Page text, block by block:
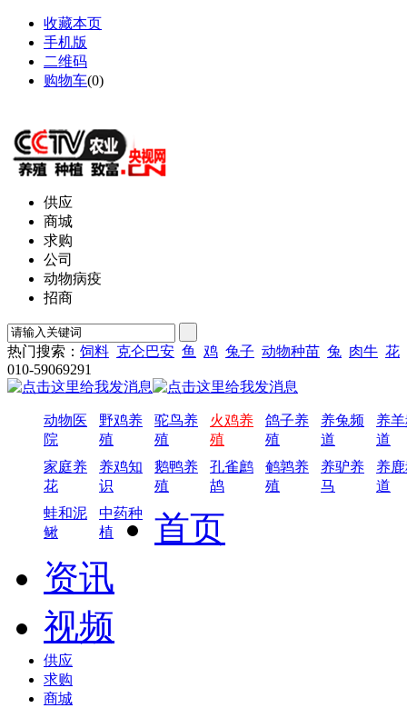
收藏本页
手机版
二维码
购物车(0)
供应
商城
求购
公司
动物病疫
招商
热门搜索： 饲料 克仑巴安 鱼 鸡 兔子 动物种苗 兔 肉牛 花
010-59069291
动物医
院
野鸡养
殖
驼鸟养
殖
火鸡养
殖
鸽子养
殖
养兔频
道
养
道
家庭养
花
养鸡知
识
鹅鸭养
殖
孔雀鹧
鸪
鹌鹑养
殖
养驴养
马
养
道
蛙和泥
鳅
中药种
植
首页
资讯
视频
供应
求购
商城